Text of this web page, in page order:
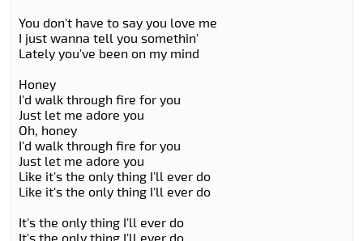
You don't have to say you love me
I just wanna tell you somethin'
Lately you've been on my mind
Honey
I'd walk through fire for you
Just let me adore you
Oh, honey
I'd walk through fire for you
Just let me adore you
Like it's the only thing I'll ever do
Like it's the only thing I'll ever do
It's the only thing I'll ever do
It's the only thing I'll ever do